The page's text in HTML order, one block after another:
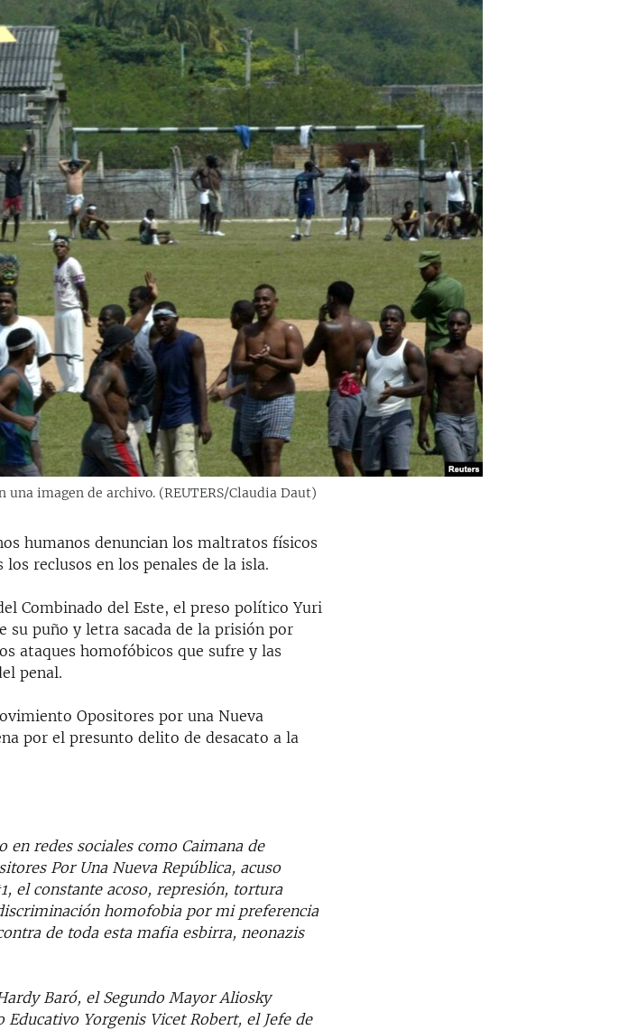
imagen de archivo. (REUTERS/Claudia Daut)
humanos denuncian los maltratos físicos
reclusos en los penales de la isla.
Combinado del Este, el preso político Yuri
su puño y letra sacada de la prisión por
ataques homofóbicos que sufre y las
penal.
Opositores por una Nueva
por el presunto delito de desacato a la
en redes sociales como Caimana de
Por Una Nueva República, acuso
el constante acoso, represión, tortura
homofobia por mi preferencia
de toda esta mafia esbirra, neonazis
Baró, el Segundo Mayor Aliosky
Yorgenis Vicet Robert, el Jefe de